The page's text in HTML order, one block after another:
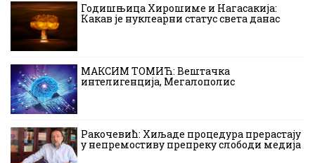
Годишњица Хирошиме и Нагасакија:
Какав је нуклеарни статус света данас
МАКСИМ ТОМИЋ: Вештачка
интелигенција, Мегалополис
Ракочевић: Хиљаде процедура прерастају
у непремостиву препреку слободи медија